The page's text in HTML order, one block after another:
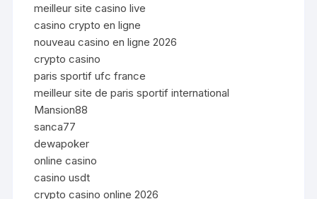
meilleur site casino live
casino crypto en ligne
nouveau casino en ligne 2026
crypto casino
paris sportif ufc france
meilleur site de paris sportif international
Mansion88
sanca77
dewapoker
online casino
casino usdt
crypto casino online 2026